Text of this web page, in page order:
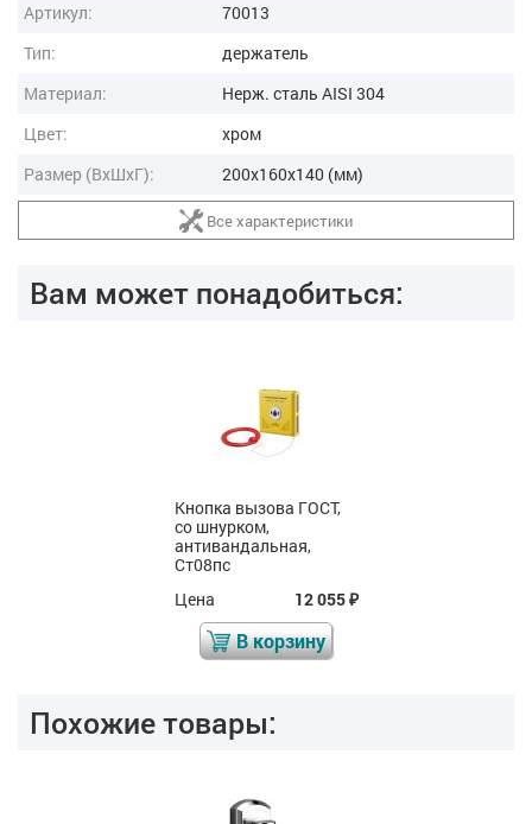
Артикул:
70013
Тип:
держатель
Материал:
Нерж. сталь AISI 304
Цвет:
хром
Размер (ВxШxГ):
200x160x140 (мм)
Все характеристики
Вам может понадобиться:
Кнопка вызова ГОСТ,
со шнурком,
антивандальная,
Ст08пс
Цена
12 055₽
В корзину
Похожие товары: